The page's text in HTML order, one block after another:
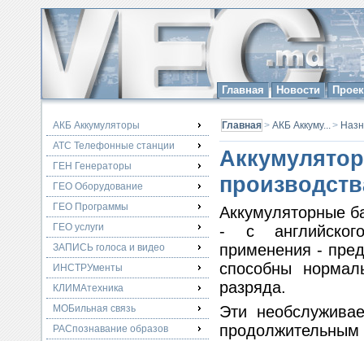
Главная Новости
АКБ Аккумуляторы
АТС Телефонные станции
ГЕН Генераторы
ГЕО Оборудование
ГЕО Программы
ГЕО услуги
ЗАПИСЬ голоса и видео
ИНСТРУменты
КЛИМАтехника
МОБильная связь
РАСпознавание образов
Главная >АКБ Аккуму...>
Аккумуляторные
- с
применения -
способны
разряда.
Эти